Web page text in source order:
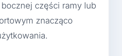
części ramy lub
znacząco